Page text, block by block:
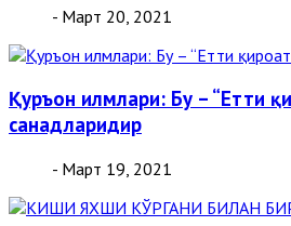
- Март 20, 2021
Қуръон илмлари: Бу – “Етти
санадларидир
- Март 19, 2021